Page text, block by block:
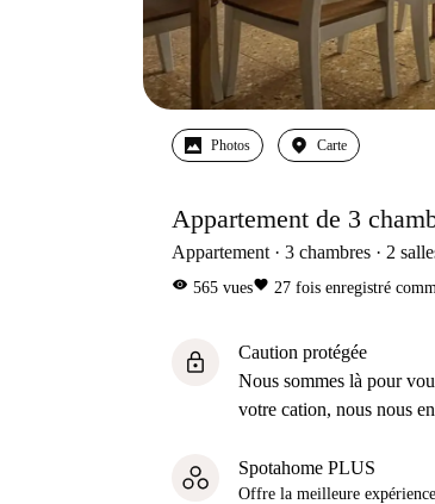
Photos Carte
Appartement de 3
Appartement 3 chambres 2
visibility 565 vuesfavorite 27 fois enregistré
lock
Caution protégée
Nous sommes là pour
votre cation, nous nous
Spotahome PLUS
Offre la meilleure